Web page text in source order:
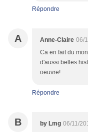
Répondre
A Anne-Claire 06/
Ca en fait du
d'aussi belles
oeuvre!
Répondre
B by Lmg 06/11/